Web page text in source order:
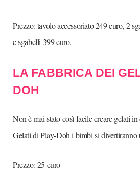
Prezzo: tavolo accessoriato 249 euro, 2
e sgabelli 399 euro.
LA FABBRICA DEI
DOH
Non è mai stato così facile creare gelati
Gelati di Play-Doh i bimbi si divertiranno
Prezzo: 25 euro